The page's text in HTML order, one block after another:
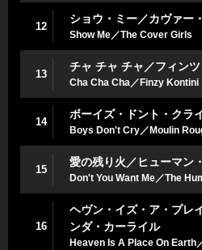
12
ショウ・ミー／カヴァー
Show Me／The Cover Girls
13
チャ チャ チャ／フィン
Cha Cha Cha／Finzy Kontini
14
ボーイズ・ドント・クラ
Boys Don't Cry／Moulin
15
愛の残り火／ヒューマン
Don't You Want Me／The
16
ヘヴン・イズ・ア・プレ
ンダ・カーライル
Heaven Is A Place On Earth